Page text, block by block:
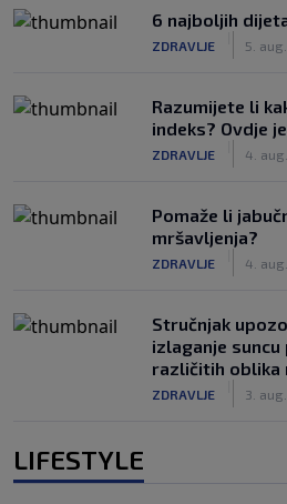
6 najboljih
ZDRAVLJE 5. aug.
Razumijete li
indeks? Ovdje
ZDRAVLJE 4. aug.
Pomaže li
mršavljenja?
ZDRAVLJE 4. aug.
Stručnjak
izlaganje
različitih oblika
ZDRAVLJE 3. aug.
LIFESTYLE